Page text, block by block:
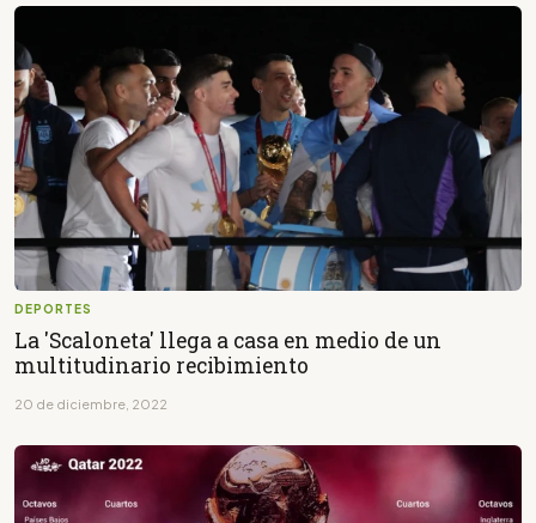
DEPORTES
La 'Scaloneta' llega a casa en medio de un
multitudinario recibimiento
20 de diciembre, 2022